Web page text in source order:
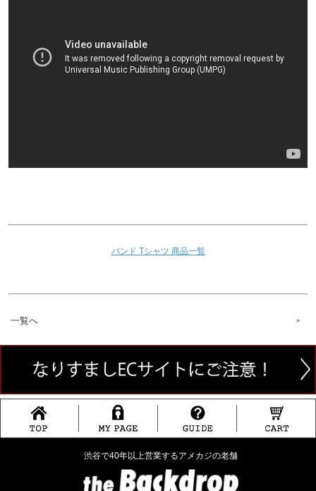
バンド Tシャツ 商品一覧
一覧へ
渋谷で40年以上営業するアメカジの老舗